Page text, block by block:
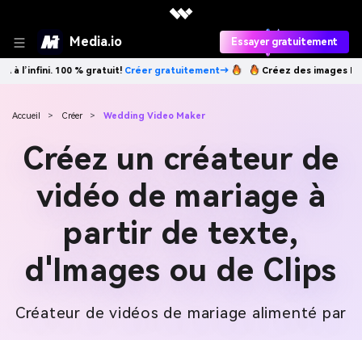
Media.io Essayer gratuitement
Créez des images IA à l’infini. 100 % gratuit!Créer gratuitement→
Accueil > Créer > Wedding Video Maker
Créez un créateur de
vidéo de mariage à
partir de texte,
d'Images ou de Clips
Créateur de vidéos de mariage alimenté par